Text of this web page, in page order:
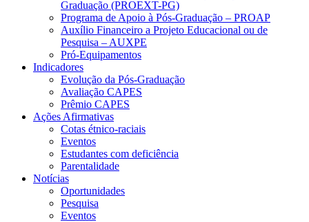
Graduação (PROEXT-PG)
Programa de Apoio à Pós-Graduação – PROAP
Auxílio Financeiro a Projeto Educacional ou de
Pesquisa – AUXPE
Pró-Equipamentos
Indicadores
Evolução da Pós-Graduação
Avaliação CAPES
Prêmio CAPES
Ações Afirmativas
Cotas étnico-raciais
Eventos
Estudantes com deficiência
Parentalidade
Notícias
Oportunidades
Pesquisa
Eventos